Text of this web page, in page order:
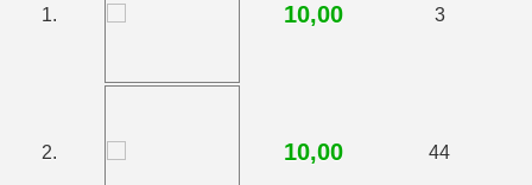
1. 10,00 3
2. 10,00 44